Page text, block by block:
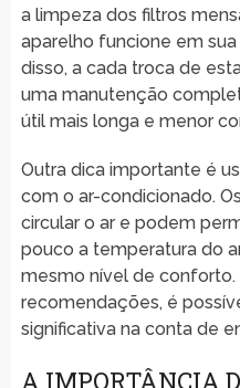
a limpeza dos filtros
aparelho funcione em
disso, a cada troca de
uma manutenção
útil mais longa e menor
Outra dica importante é
com o ar-condicionado.
circular o ar e podem
pouco a temperatura do
mesmo nível de conforto.
recomendações, é
significativa na conta de
A IMPORTÂNCIA